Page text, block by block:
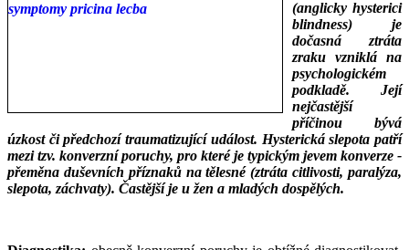
(anglicky hysterici
blindness) je
dočasná ztráta
zraku vzniklá na
psychologickém
podkladě. Její
nejčastější
příčinou bývá
úzkost či předchozí traumatizující událost. Hysterická slepota patří
mezi tzv. konverzní poruchy, pro které je typickým jevem konverze -
přeměna duševních příznaků na tělesné (ztráta citlivosti, paralýza,
slepota, záchvaty). Častější je u žen a mladých dospělých.